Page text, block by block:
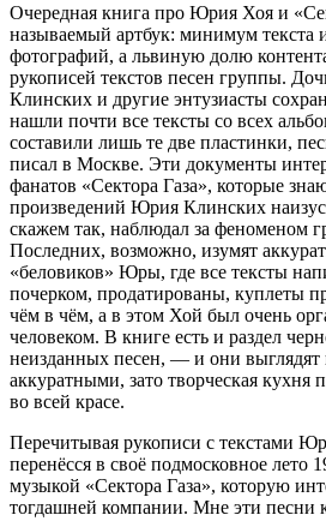
Очередная книга про Юрия Хоя и
называемый артбук: минимум текста
фотографий, а львиную долю
рукописей текстов песен группы.
Клинских и другие энтузиасты
нашли почти все тексты со всех
составили лишь те две пластинки,
писал в Москве. Эти документы
фанатов «Сектора Газа», которые
произведений Юрия Клинских
скажем так, наблюдал за феноменом
Последних, возможно, изумят
«беловиков» Юры, где все тексты
почерком, продатированы, куплеты
чём в чём, а в этом Хой был очень
человеком. В книге есть и раздел
неизданных песен, — и они выглядят
аккуратными, зато творческая кухня
во всей красе.
Перечитывая рукописи с текстами
перенёсся в своё подмосковное лето
музыкой «Сектора Газа», которую
тогдашней компании. Мне эти песни